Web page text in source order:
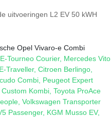
uitvoeringen L2 EV 50 kWH
Opel Vivaro-e Combi
Tourneo Courier, Mercedes Vito
Traveller, Citroen Berlingo,
Combi, Peugeot Expert
Kombi, Toyota ProAce
, Volkswagen Transporter
Passenger, KGM Musso EV,